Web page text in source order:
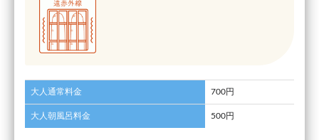
大人通常料金 700円
大人朝風呂料金 500円